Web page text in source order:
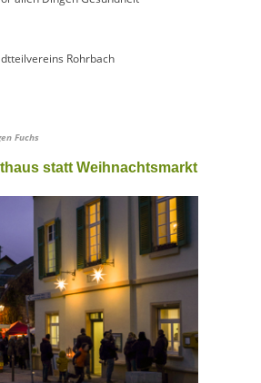
Rohrbach
Fuchs
statt Weihnachtsmarkt